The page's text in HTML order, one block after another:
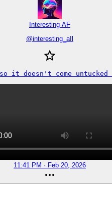
Interesting AF
@interesting_aIl
it doesn't come untucked
11:41 PM · Feb 20, 2026